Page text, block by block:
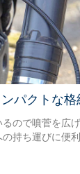
パクトな格
ので噴菅を広
持ち運びに便利